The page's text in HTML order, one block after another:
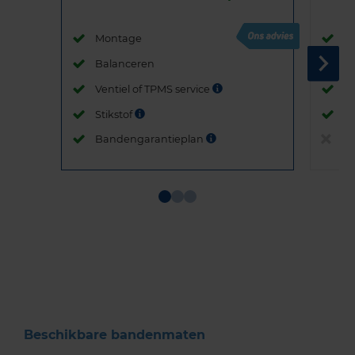
Montage
Balanceren
Ventiel of TPMS service
Stikstof
Bandengarantieplan
Beschikbare bandenmaten